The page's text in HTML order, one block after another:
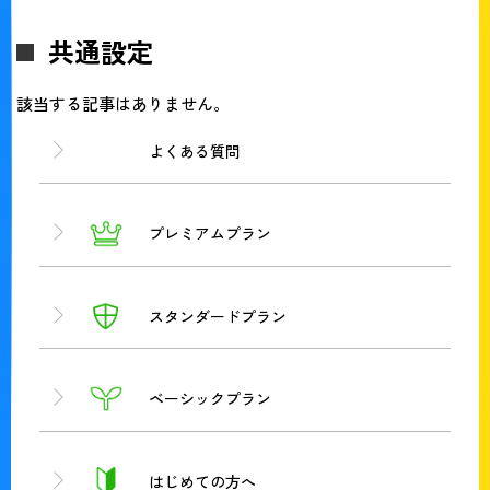
よくある質問
プレミアムプラン
スタンダードプラン
ベーシックプラン
はじめての方へ
共通設定
該当する記事はありません。